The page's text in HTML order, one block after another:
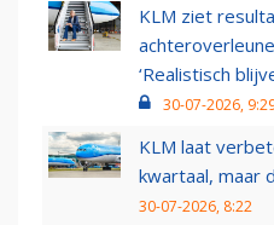
KLM ziet
‘Realistisch
30-07-2026,
KLM laat
kwartaal, maar
30-07-2026, 8:22